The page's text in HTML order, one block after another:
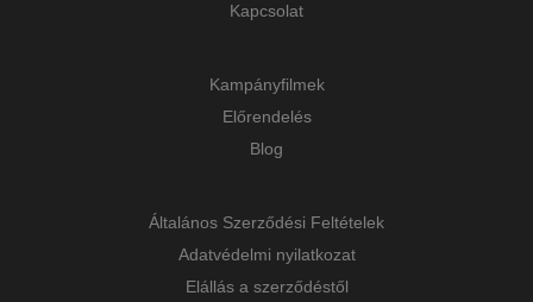
Kapcsolat
Kampányfilmek
Előrendelés
Blog
Általános Szerződési Feltételek
Adatvédelmi nyilatkozat
Elállás a szerződéstől